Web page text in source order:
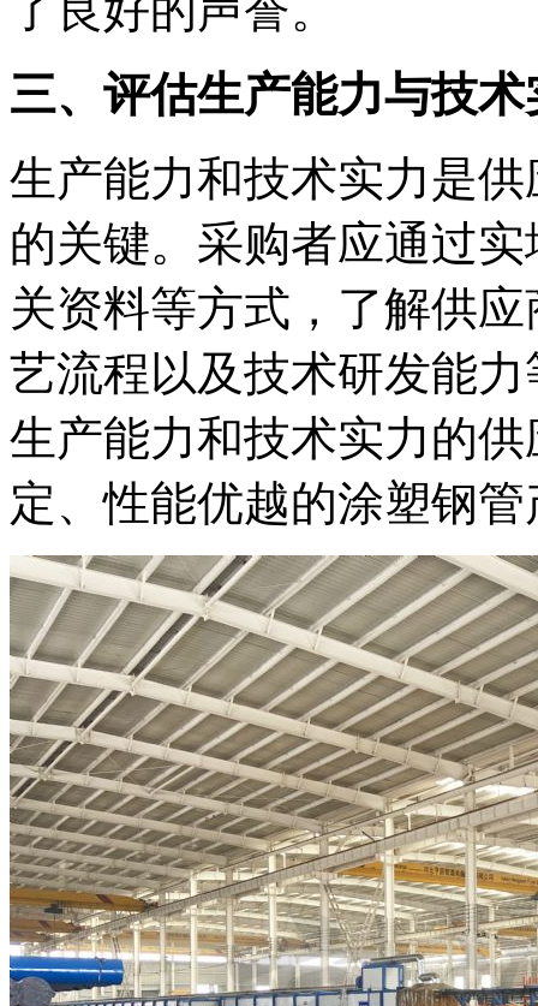
三、评估生产能力与技术
生产能力和技术实力是
的关键。采购者应通过
关资料等方式，了解供
艺流程以及技术研发能
生产能力和技术实力的
定、性能优越的涂塑钢